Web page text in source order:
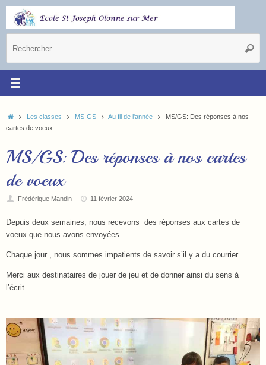
Les classes MS-GS Au fil de l'année
MS/GS: Des réponses à nos
cartes de voeux
MS/GS: Des réponses à nos cartes
de voeux
Frédérique Mandin 11 février 2024
Depuis deux semaines, nous recevons des réponses aux cartes de
voeux que nous avons envoyées.
Chaque jour , nous sommes impatients de savoir s’il y a du courrier.
Merci aux destinataires de jouer de jeu et de donner ainsi du sens à
l’écrit.